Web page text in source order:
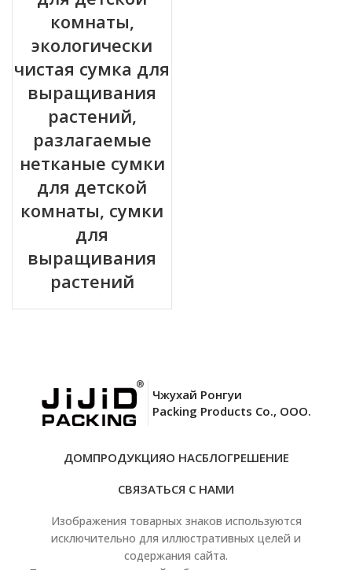
комнаты,
экологически
чистая сумка для
выращивания
растений,
разлагаемые
нетканые сумки
для детской
комнаты, сумки
для
выращивания
растений
Чжухай Ронгуи
Packing Products Co., ООО.
ДОМПРОДУКЦИЯО НАСБЛОГРЕШЕНИЕ
СВЯЗАТЬСЯ С НАМИ
Изображения товарных знаков используются
исключительно для иллюстративных целей и
содержания сайта.